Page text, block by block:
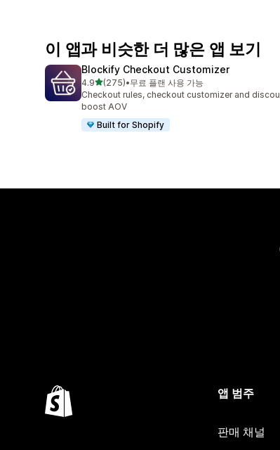
이 앱과 비슷한 더 많은 앱 보기
Blockify Checkout Customizer
4.9별 5개 중
(275)
총 리뷰 275개
•무료 플랜 사용 가능
Checkout rules, checkout customizer and
boost AOV
Built for Shopify
앱 범주
판매 채널